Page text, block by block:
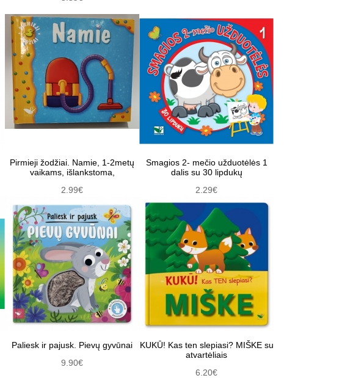
Pirmieji žodžiai. Namie, 1-2metų
vaikams, išlankstoma,
2.99€
Smagios 2- mečio užduotėlės 1
dalis su 30 lipdukų
2.29€
Paliesk ir pajusk. Pievų gyvūnai
9.90€
KUKŪ! Kas ten slepiasi? MIŠKE su
atvartėliais
6.20€